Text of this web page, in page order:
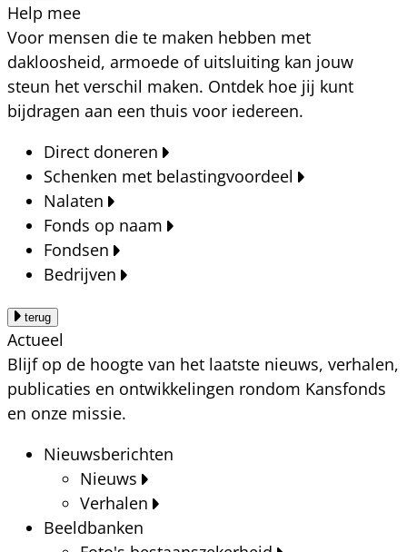
Help mee
Voor mensen die te maken hebben met
dakloosheid, armoede of uitsluiting kan jouw
steun het verschil maken. Ontdek hoe jij kunt
bijdragen aan een thuis voor iedereen.
Direct doneren
Schenken met belastingvoordeel
Nalaten
Fonds op naam
Fondsen
Bedrijven
terug
Actueel
Blijf op de hoogte van het laatste nieuws, verhalen,
publicaties en ontwikkelingen rondom Kansfonds
en onze missie.
Nieuwsberichten
Nieuws
Verhalen
Beeldbanken